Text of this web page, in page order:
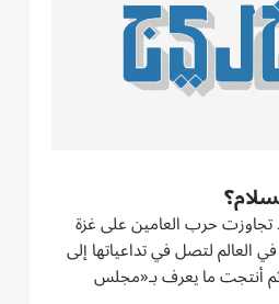
حرب العامين على غزة
العالم لتصل في تداعياتها إلى
أنتجت ما يعرف بـ«مجلس